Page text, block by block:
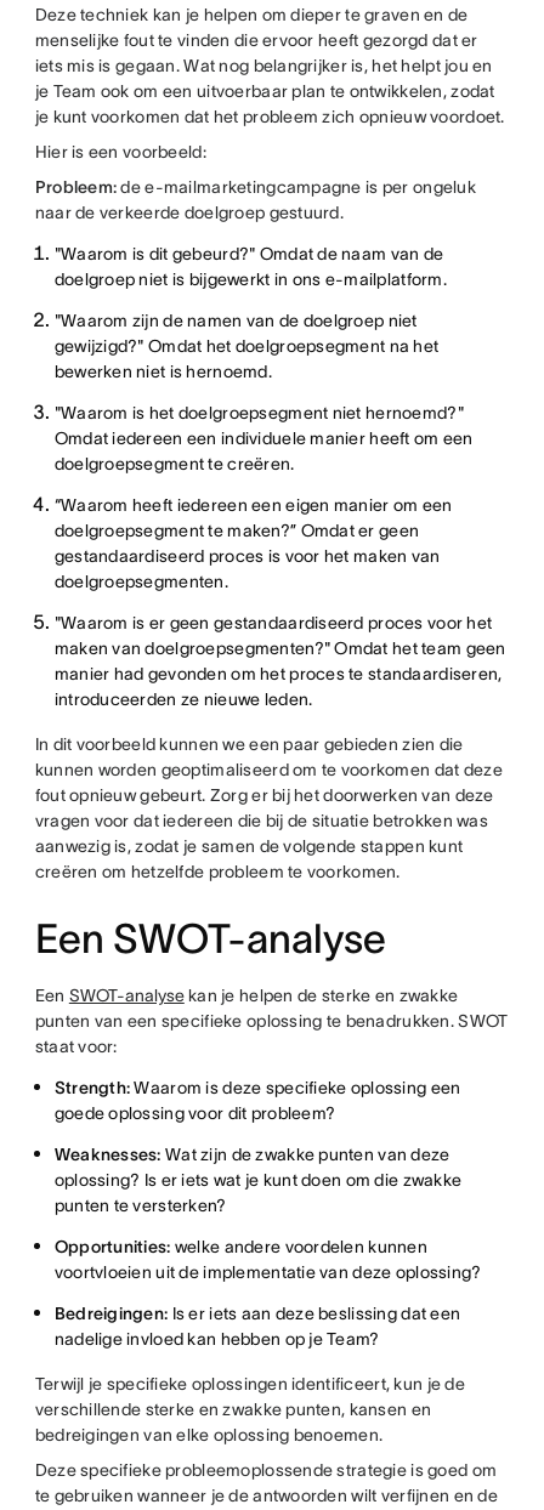
Deze techniek kan je helpen om dieper te graven en de
menselijke fout te vinden die ervoor heeft gezorgd dat er
iets mis is gegaan. Wat nog belangrijker is, het helpt jou en
je Team ook om een uitvoerbaar plan te ontwikkelen, zodat
je kunt voorkomen dat het probleem zich opnieuw voordoet.
Hier is een voorbeeld:
Probleem:de e-mailmarketingcampagne is per ongeluk
naar de verkeerde doelgroep gestuurd.
"Waarom is dit gebeurd?" Omdat de naam van de
doelgroep niet is bijgewerkt in ons e-mailplatform.
"Waarom zijn de namen van de doelgroep niet
gewijzigd?" Omdat het doelgroepsegment na het
bewerken niet is hernoemd.
"Waarom is het doelgroepsegment niet hernoemd?"
Omdat iedereen een individuele manier heeft om een
doelgroepsegment te creëren.
“Waarom heeft iedereen een eigen manier om een
doelgroepsegment te maken?” Omdat er geen
gestandaardiseerd proces is voor het maken van
doelgroepsegmenten.
"Waarom is er geen gestandaardiseerd proces voor het
maken van doelgroepsegmenten?" Omdat het team geen
manier had gevonden om het proces te standaardiseren,
introduceerden ze nieuwe leden.
In dit voorbeeld kunnen we een paar gebieden zien die
kunnen worden geoptimaliseerd om te voorkomen dat deze
fout opnieuw gebeurt. Zorg er bij het doorwerken van deze
vragen voor dat iedereen die bij de situatie betrokken was
aanwezig is, zodat je samen de volgende stappen kunt
creëren om hetzelfde probleem te voorkomen.
Een SWOT-analyse
Een SWOT-analysekan je helpen de sterke en zwakke
punten van een specifieke oplossing te benadrukken. SWOT
staat voor:
Strength:Waarom is deze specifieke oplossing een
goede oplossing voor dit probleem?
Weaknesses:Wat zijn de zwakke punten van deze
oplossing? Is er iets wat je kunt doen om die zwakke
punten te versterken?
Opportunities: welke andere voordelen kunnen
voortvloeien uit de implementatie van deze oplossing?
Bedreigingen: Is er iets aan deze beslissing dat een
nadelige invloed kan hebben op je Team?
Terwijl je specifieke oplossingen identificeert, kun je de
verschillende sterke en zwakke punten, kansen en
bedreigingen van elke oplossing benoemen.
Deze specifieke probleemoplossende strategie is goed om
te gebruiken wanneer je de antwoorden wilt verfijnen en de